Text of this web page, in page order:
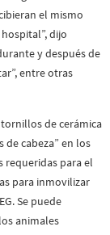
el mismo
dijo
y después de
entre otras
de cerámica
cabeza” en los
requeridas para el
para inmovilizar
Se puede
animales